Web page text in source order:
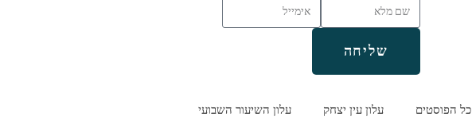
שליחה
כל הפוסטים עלון עין יצחק עלון השיעור השבועי